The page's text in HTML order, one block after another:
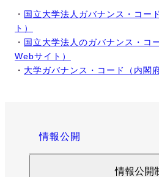
・ 国立大学法人ガバナンス・コー
ト）
・ 国立大学法人のガバナンス・コ
Webサイト）
・ 大学ガバナンス・コード（内閣
情報公開
情報公開